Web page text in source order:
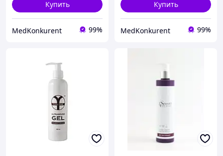
Купить
MedKonkurent 99%
Купить
MedKonkurent 99%